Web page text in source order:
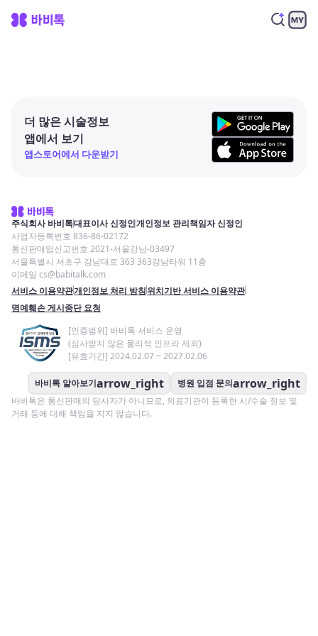
더 많은 시술정보
앱에서 보기
앱스토어에서 다운받기
주식회사 바비톡대표이사 신정인개인정보 관리책임자 신정인
사업자등록번호 836-86-02172
통신판매업신고번호 2021-서울강남-03497
서울특별시 서초구 강남대로 363 363강남타워 11층
이메일 cs@babitalk.com
서비스 이용약관개인정보 처리 방침위치기반 서비스 이용약관
명예훼손 게시중단 요청
[인증범위] 바비톡 서비스 운영
(심사받지 않은 물리적 인프라 제외)
[유효기간] 2024.02.07 ~ 2027.02.06
바비톡 알아보기arrow_right 병원 입점 문의arrow_right
바비톡은 통신판매의 당사자가 아니므로, 의료기관이 등록한 시/수술 정보 및
거래 등에 대해 책임을 지지 않습니다.